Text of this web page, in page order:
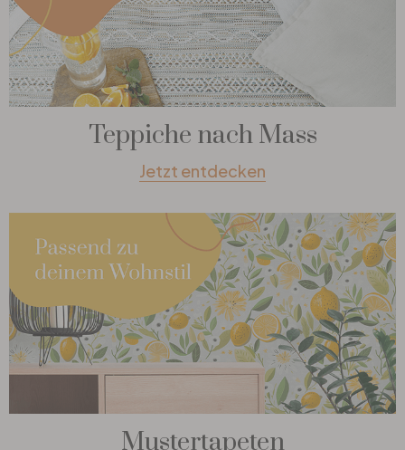
Teppiche nach Mass
Jetzt entdecken
Mustertapeten